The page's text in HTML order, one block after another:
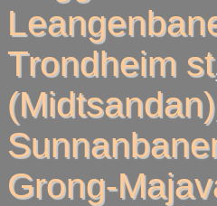
Trondheim st
(Midtsandan)
Grong-